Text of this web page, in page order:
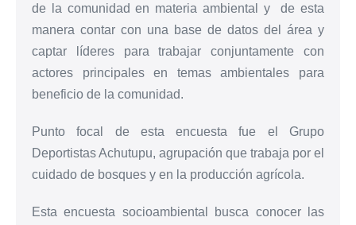
de la comunidad en materia ambiental y de esta
manera contar con una base de datos del área y
captar líderes para trabajar conjuntamente con
actores principales en temas ambientales para
beneficio de la comunidad.
Punto focal de esta encuesta fue el Grupo
Deportistas Achutupu, agrupación que trabaja por el
cuidado de bosques y en la producción agrícola.
Esta encuesta socioambiental busca conocer las